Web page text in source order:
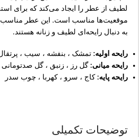
لطیف از عطر را ایجاد می‌کند که برای
موقعیت‌ها مناسب است. این عطر مناسب
به دنبال رایحه‌ای لطیف و زنانه هستند.
رایحه اولیه: تمشک ، بنفشه ، سیب ،
رایحه میانی: گل رز ، زنبق ، گل
رایحه پایه: کاج ، سرو ، کهربا ، چوب سدر
توضیحات تکمیلی